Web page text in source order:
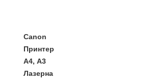
Canon
Принтер
А4, А3
Лазерна